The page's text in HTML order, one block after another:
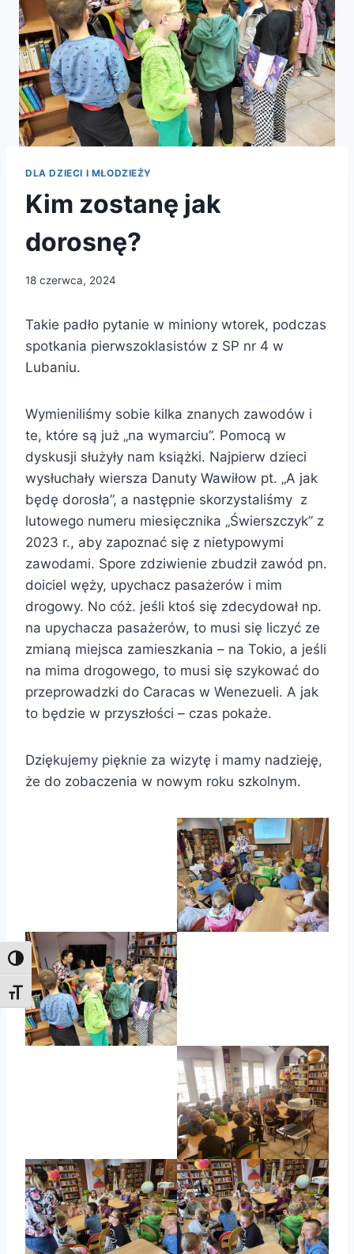
Toggle High Contrast
Toggle Font size
DLA DZIECI I MŁODZIEŻY
Kim zostanę jak
dorosnę?
18 czerwca, 2024
Takie padło pytanie w miniony wtorek, podczas
spotkania pierwszoklasistów z SP nr 4 w
Lubaniu.
Wymieniliśmy sobie kilka znanych zawodów i
te, które są już „na wymarciu”. Pomocą w
dyskusji służyły nam książki. Najpierw dzieci
wysłuchały wiersza Danuty Wawiłow pt. „A jak
będę dorosła”, a następnie skorzystaliśmy z
lutowego numeru miesięcznika „Świerszczyk” z
2023 r., aby zapoznać się z nietypowymi
zawodami. Spore zdziwienie zbudził zawód pn.
doiciel węży, upychacz pasażerów i mim
drogowy. No cóż. jeśli ktoś się zdecydował np.
na upychacza pasażerów, to musi się liczyć ze
zmianą miejsca zamieszkania – na Tokio, a jeśli
na mima drogowego, to musi się szykować do
przeprowadzki do Caracas w Wenezueli. A jak
to będzie w przyszłości – czas pokaże.
Dziękujemy pięknie za wizytę i mamy nadzieję,
że do zobaczenia w nowym roku szkolnym.